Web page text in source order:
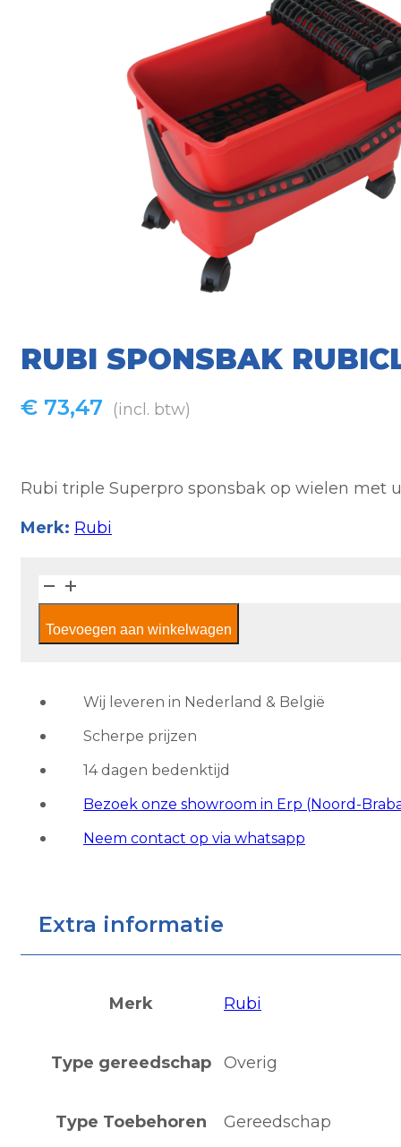
RUBI SPONSBAK
€ 73,47 (incl. btw)
Rubi triple Superpro sponsbak op wielen met
Merk: Rubi
Rubi
Sponsbak
Rubiclean
aantal
Toevoegen aan winkelwagen
Wij leveren in Nederland & België
Scherpe prijzen
14 dagen bedenktijd
Bezoek onze showroom in Erp (Noord-
Neem contact op via whatsapp
Extra informatie
Merk Rubi
Type gereedschap Overig
Type Toebehoren Gereedschap